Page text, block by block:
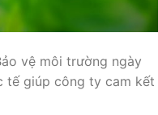
vệ môi trường ngày
tế giúp công ty cam kết